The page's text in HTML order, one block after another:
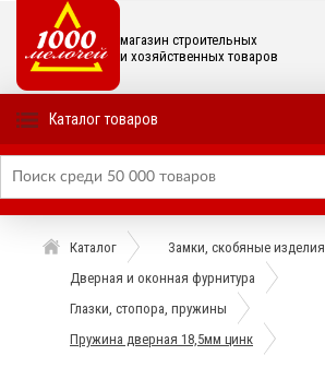
магазин строительных
и хозяйственных товаров
Каталог товаров
Каталог
Замки, скобяные изделия
Дверная и оконная фурнитура
Глазки, стопора, пружины
Пружина дверная 18,5мм цинк